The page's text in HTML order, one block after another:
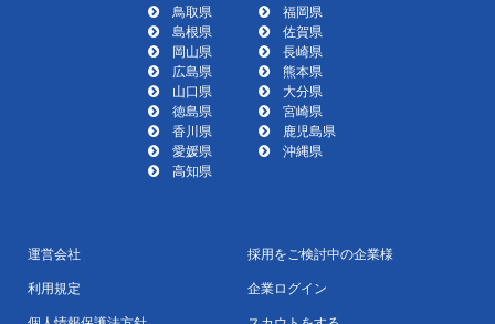
鳥取県
島根県
岡山県
広島県
山口県
徳島県
香川県
愛媛県
高知県
福岡県
佐賀県
長崎県
熊本県
大分県
宮崎県
鹿児島県
沖縄県
運営会社
利用規定
採用をご検討中の企業様
企業ログイン